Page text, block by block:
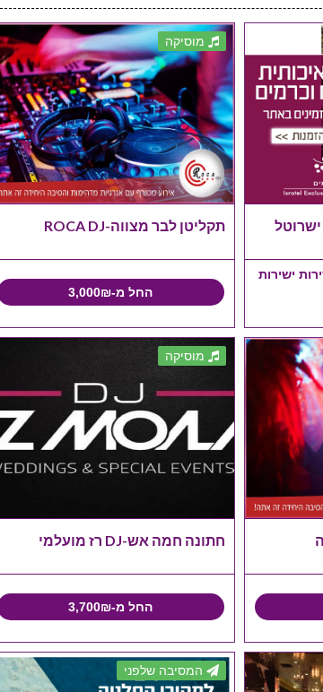
ישירות
מוסיקה
תקליטן לבר מצווה-ROCA DJ
החל מ-3,000₪
מוסיקה
חתונה חמה אש-DJ רז מועלמי
החל מ-3,700₪
המסיבה שלפני